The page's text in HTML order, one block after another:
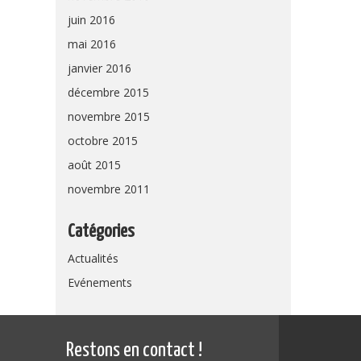
juin 2016
mai 2016
janvier 2016
décembre 2015
novembre 2015
octobre 2015
août 2015
novembre 2011
Catégories
Actualités
Evénements
Restons en contact !